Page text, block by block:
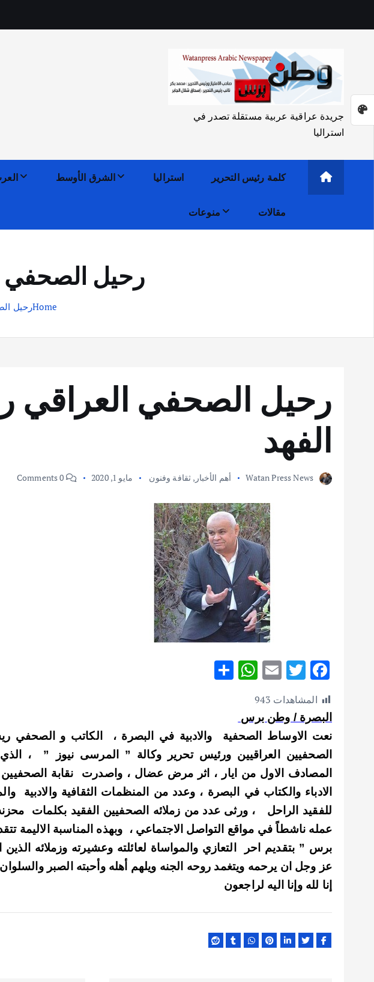
جريدة عراقية عربية مستقلة تصدر في
استراليا
كلمة رئيس التحرير استراليا الشرق الأوسط
مقالات منوعات
رحيل الصحفي
Homeرحيل
رحيل الصحفي العراقي
الفهد
Watan Press News أهم الأخبار , ثقافة وفنون مايو 1, 2020
F
ac
e
b
o
o
k
T
w
it
te
r
E
ai
l
W
s
A
p
p
e
المشاهدات 943
البصرة / وطن برس
نعت الاوساط الصحفية والادبية في البصرة ، الكاتب و الصحفي
الصحفيين العراقيين ورئيس تحرير وكالة ” المرسى نيوز ” ، الذي
المصادف الاول من ايار ، اثر مرض عضال ، واصدرت نقابة الصحفيين
الادباء والكتاب في البصرة ، وعدد من المنظمات الثقافية والادبية
للفقيد الراحل ، ورثى عدد من زملائه الصحفيين الفقيد بكلمات
عمله ناشطاً في مواقع التواصل الاجتماعي ، وبهذه المناسبة الاليمة
برس ” بتقديم احر التعازي والمواساة لعائلته وعشيرته وزملائه
عز وجل ان يرحمه ويتغمد روحه الجنه ويلهم أهله وأحبته الصبر
إنا لله وإنا اليه لراجعون